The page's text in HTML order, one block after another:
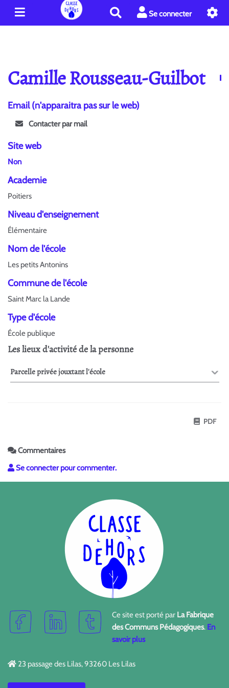
e
c
e
Se connecter
Camille Rousseau-Guilbot
Email (n'apparaitra pas sur le web)
Contacter par mail
Site web
Non
Academie
Poitiers
Niveau d'enseignement
Élémentaire
Nom de l'école
Les petits Antonins
Commune de l'école
Saint Marc la Lande
Type d'école
École publique
Les lieux d'activité de la personne
Parcelle privée jouxtant l'école
PDF
Commentaires
Se connecter pour commenter.
Ce site est porté par La Fabrique
des Communs Pédagogiques. En
savoir plus
23 passage des Lilas, 93260 Les Lilas